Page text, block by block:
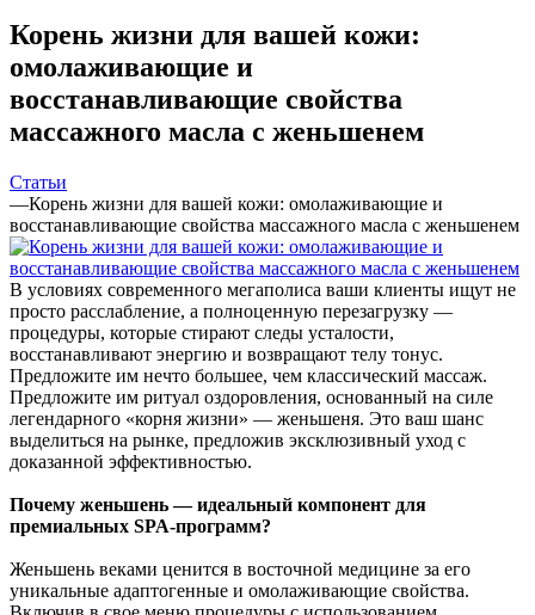
Корень жизни для вашей кожи:
омолаживающие и
восстанавливающие свойства
массажного масла с женьшенем
Статьи
—Корень жизни для вашей кожи: омолаживающие и
восстанавливающие свойства массажного масла с женьшенем
В условиях современного мегаполиса ваши клиенты ищут не
просто расслабление, а полноценную перезагрузку —
процедуры, которые стирают следы усталости,
восстанавливают энергию и возвращают телу тонус.
Предложите им нечто большее, чем классический массаж.
Предложите им ритуал оздоровления, основанный на силе
легендарного «корня жизни» — женьшеня. Это ваш шанс
выделиться на рынке, предложив эксклюзивный уход с
доказанной эффективностью.
Почему женьшень — идеальный компонент для
премиальных SPA-программ?
Женьшень веками ценится в восточной медицине за его
уникальные адаптогенные и омолаживающие свойства.